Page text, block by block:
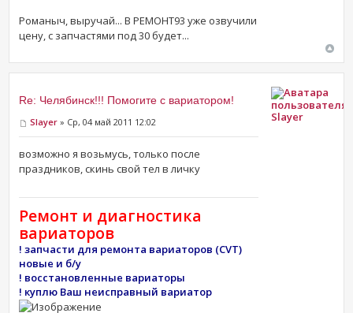
Романыч, выручай... В РЕМОНТ93 уже озвучили
цену, с запчастями под 30 будет...
Re: Челябинск!!! Помогите с вариатором!
Slayer » Ср, 04 май 2011 12:02
возможно я возьмусь, только после
праздников, скинь свой тел в личку
Ремонт и диагностика
вариаторов
! запчасти для ремонта вариаторов (CVT)
новые и б/у
! восстановленные вариаторы
! куплю Ваш неисправный вариатор
Slayer